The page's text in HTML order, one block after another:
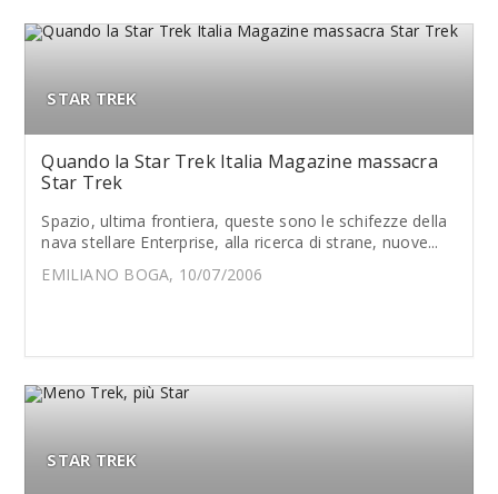
STAR TREK
Quando la Star Trek Italia Magazine massacra
Star Trek
Spazio, ultima frontiera, queste sono le schifezze della
nava stellare Enterprise, alla ricerca di strane, nuove...
EMILIANO BOGA, 10/07/2006
STAR TREK